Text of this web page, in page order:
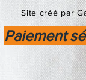
Site créé par
Paiement